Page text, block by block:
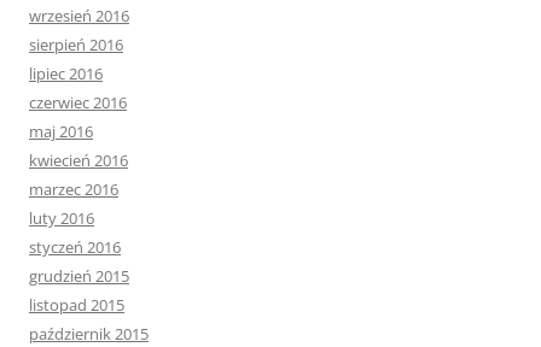
wrzesień 2016
sierpień 2016
lipiec 2016
czerwiec 2016
maj 2016
kwiecień 2016
marzec 2016
luty 2016
styczeń 2016
grudzień 2015
listopad 2015
październik 2015